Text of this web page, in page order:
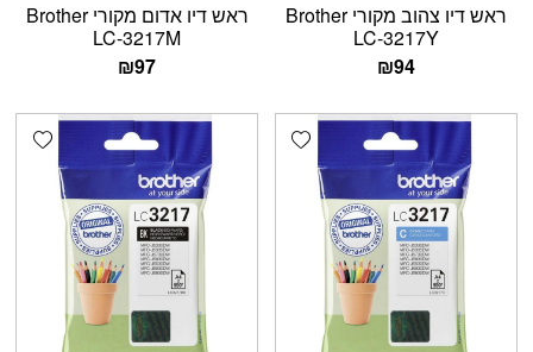
ראש דיו צהוב מקורי Brother
LC-3217Y
₪94
ראש דיו אדום מקורי Brother
LC-3217M
₪97
Add wishlist